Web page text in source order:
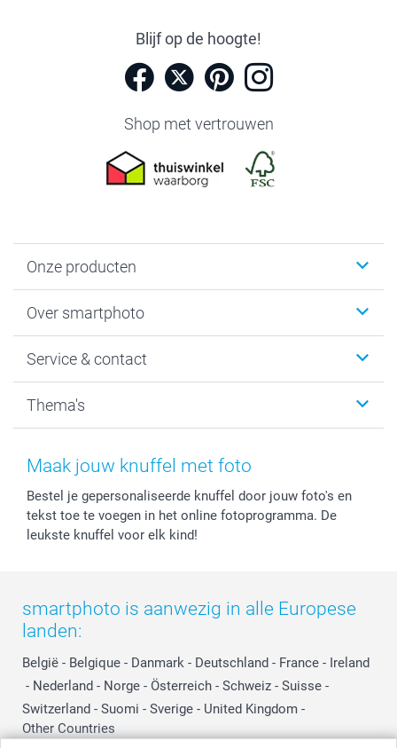
Blijf op de hoogte!
Shop met vertrouwen
Onze producten
Fotoboeken
Fotocadeaus
Kaarten
Over smartphoto
Vacatures
Bestelproces
Herroepingsrecht
Cookiebeleid
Reviews
Service & contact
Tevredenheidsgarantie
Mijn orderstatus
smartfriends
service@smartphoto.nl
Thema's
Baby
Vaderdag
Huwelijk
Maak jouw knuffel met foto
Bestel je gepersonaliseerde knuffel door jouw foto's en
tekst toe te voegen in het online fotoprogramma. De
leukste knuffel voor elk kind!
smartphoto is aanwezig in alle Europese
landen:
België - Belgique - Danmark - Deutschland - France - Ireland
- Nederland - Norge - Österreich - Schweiz - Suisse -
Switzerland - Suomi - Sverige - United Kingdom -
Other Countries